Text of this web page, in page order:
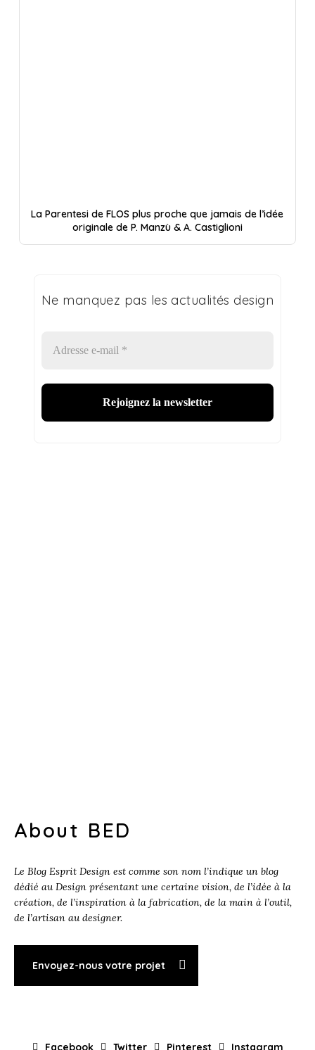
La Parentesi de FLOS plus proche que jamais de l’idée
originale de P. Manzù & A. Castiglioni
Ne manquez pas les actualités design
About BED
Le Blog Esprit Design est comme son nom l’indique un blog
dédié au Design présentant une certaine vision, de l’idée à la
création, de l’inspiration à la fabrication, de la main à l’outil,
de l’artisan au designer.
Envoyez-nous votre projet
Facebook Twitter Pinterest Instagram